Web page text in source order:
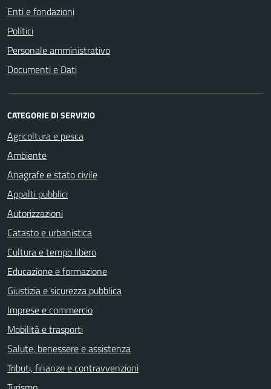
Enti e fondazioni
Politici
Personale amministrativo
Documenti e Dati
CATEGORIE DI SERVIZIO
Agricoltura e pesca
Ambiente
Anagrafe e stato civile
Appalti pubblici
Autorizzazioni
Catasto e urbanistica
Cultura e tempo libero
Educazione e formazione
Giustizia e sicurezza pubblica
Imprese e commercio
Mobilità e trasporti
Salute, benessere e assistenza
Tributi, finanze e contravvenzioni